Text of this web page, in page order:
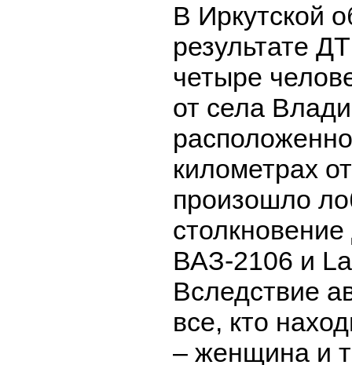
В Иркутской
результате
четыре
от села
километрах
произошло
ВАЗ-2106 и
Вследствие
все, кто
– женщина и